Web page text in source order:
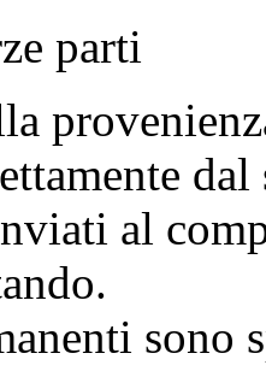
parti
al
sono